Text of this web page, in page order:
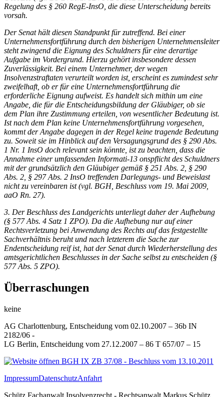
Regelung des § 260 RegE-InsO, die diese Unterscheidung bereits
vorsah.
Der Senat hält diesen Standpunkt für zutreffend. Bei einer
Unternehmensfortführung durch den bisherigen Unternehmensleiter
steht zwingend die Eignung des Schuldners für eine derartige
Aufgabe im Vordergrund. Hierzu gehört insbesondere dessen
Zuverlässigkeit. Bei einem Unternehmer, der wegen
Insolvenzstraftaten verurteilt worden ist, erscheint es zumindest sehr
zweifelhaft, ob er für eine Unternehmensfortführung die
erforderliche Eignung aufweist. Es handelt sich mithin um eine
Angabe, die für die Entscheidungsbildung der Gläubiger, ob sie
dem Plan ihre Zustimmung erteilen, von wesentlicher Bedeutung ist.
Ist nach dem Plan keine Unternehmensfortführung vorgesehen,
kommt der Angabe dagegen in der Regel keine tragende Bedeutung
zu. Soweit sie im Hinblick auf den Versagungsgrund des § 290 Abs.
1 Nr. 1 InsO doch relevant sein könnte, ist zu beachten, dass die
Annahme einer umfassenden Informati-13 onspflicht des Schuldners
mit der grundsätzlich den Gläubiger gemäß § 251 Abs. 2, § 290
Abs. 2, § 297 Abs. 2 InsO treffenden Darlegungs- und Beweislast
nicht zu vereinbaren ist (vgl. BGH, Beschluss vom 19. Mai 2009,
aaO Rn. 27).
3. Der Beschluss des Landgerichts unterliegt daher der Aufhebung
(§ 577 Abs. 4 Satz 1 ZPO). Da die Aufhebung nur auf einer
Rechtsverletzung bei Anwendung des Rechts auf das festgestellte
Sachverhältnis beruht und nach letzterem die Sache zur
Endentscheidung reif ist, hat der Senat durch Wiederherstellung des
amtsgerichtlichen Beschlusses in der Sache selbst zu entscheiden (§
577 Abs. 5 ZPO).
Überraschungen
keine
AG Charlottenburg, Entscheidung vom 02.10.2007 – 36b IN
2182/06 -
LG Berlin, Entscheidung vom 27.12.2007 – 86 T 657/07 – 15
BGH IX ZB 37/08 - Beschluss vom 13.10.2011
ImpressumDatenschutzAnfahrt
Schütz Fachanwalt Insolvenzrecht - Rechtsanwalt Markus Schütz,